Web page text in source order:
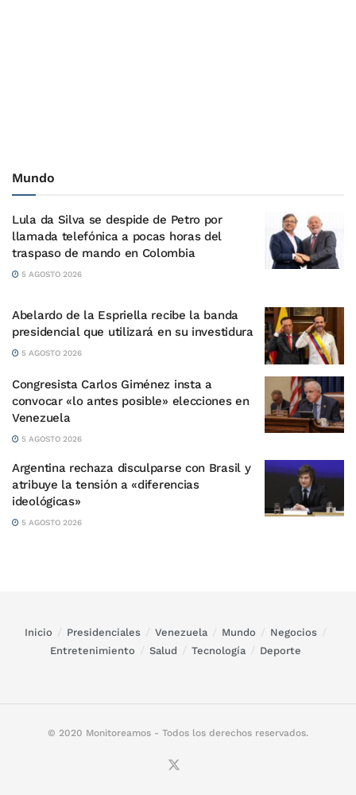
Mundo
Lula da Silva se despide de Petro por
llamada telefónica a pocas horas del
traspaso de mando en Colombia
5 AGOSTO 2026
Abelardo de la Espriella recibe la banda
presidencial que utilizará en su investidura
5 AGOSTO 2026
Congresista Carlos Giménez insta a
convocar «lo antes posible» elecciones en
Venezuela
5 AGOSTO 2026
Argentina rechaza disculparse con Brasil y
atribuye la tensión a «diferencias
ideológicas»
5 AGOSTO 2026
Inicio Presidenciales Venezuela Mundo
Negocios
Entretenimiento
Salud Tecnología Deporte
© 2020 Monitoreamos - Todos los derechos reservados.